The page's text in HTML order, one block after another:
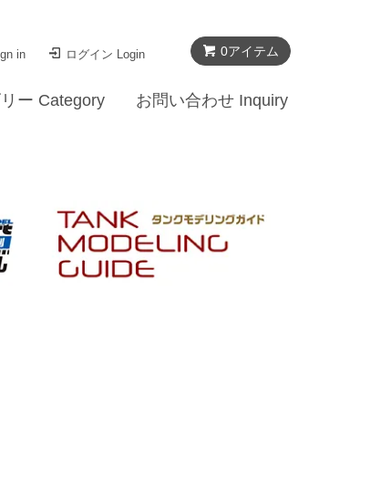
0アイテム
in ログイン Login
ー Category お問い合わせ Inquiry